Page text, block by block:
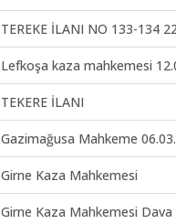
TEREKE İLANI NO 133-134
Lefkoşa kaza mahkemesi
TEKERE İLANI
Gazimağusa Mahkeme
Girne Kaza Mahkemesi
Girne Kaza Mahkemesi